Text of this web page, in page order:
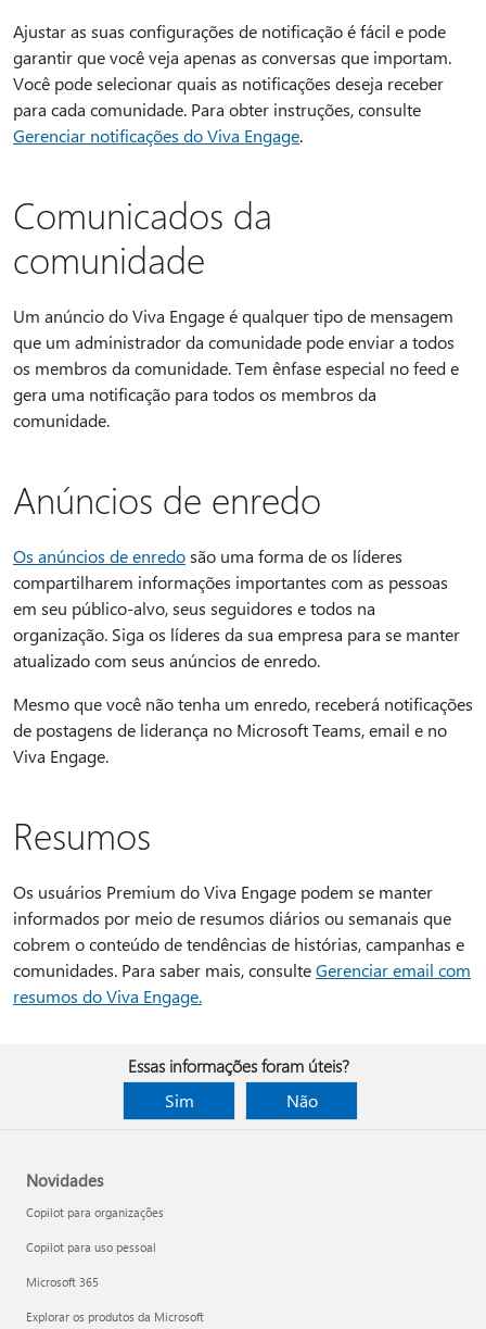
Ajustar as suas configurações de notificação é fácil e pode
garantir que você veja apenas as conversas que importam.
Você pode selecionar quais as notificações deseja receber
para cada comunidade. Para obter instruções, consulte
Gerenciar notificações do Viva Engage.
Comunicados da
comunidade
Um anúncio do Viva Engage é qualquer tipo de mensagem
que um administrador da comunidade pode enviar a todos
os membros da comunidade. Tem ênfase especial no feed e
gera uma notificação para todos os membros da
comunidade.
Anúncios de enredo
Os anúncios de enredosão uma forma de os líderes
compartilharem informações importantes com as pessoas
em seu público-alvo, seus seguidores e todos na
organização. Siga os líderes da sua empresa para se manter
atualizado com seus anúncios de enredo.
Mesmo que você não tenha um enredo, receberá notificações
de postagens de liderança no Microsoft Teams, email e no
Viva Engage.
Resumos
Os usuários Premium do Viva Engage podem se manter
informados por meio de resumos diários ou semanais que
cobrem o conteúdo de tendências de histórias, campanhas e
comunidades. Para saber mais, consulteGerenciar email com
resumos do Viva Engage.
Essas informações foram úteis?
Sim
Não
Novidades
Copilot para organizações
Copilot para uso pessoal
Microsoft 365
Explorar os produtos da Microsoft